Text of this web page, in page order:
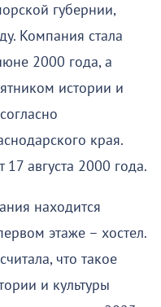
губернии,
Компания стала
2000 года, а
истории и
края.
августа 2000 года.
находится
этаже – хостел.
что такое
и культуры